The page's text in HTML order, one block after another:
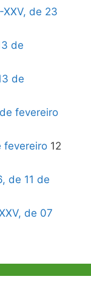
XXV, de 23
de
de
fevereiro
fevereiro 12
de 11 de
de 07